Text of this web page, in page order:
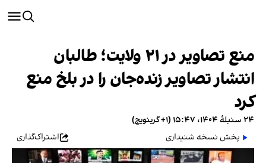
منع تصاویر در ۲۱ ولایت؛ طالبان
انتشار تصاویر زنده‌جان را در بلخ منع
کرد
۲۴ سنبلهٔ ۱۴۰۴، ۱۵:۴۷ (‎+۱ گرینویچ)
پخش نسخه شنیداری
اشتراک‌گذاری